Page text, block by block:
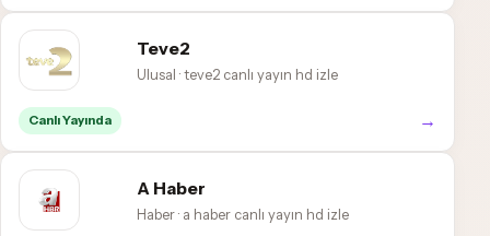
Teve2
Ulusal · teve2 canlı yayın hd izle
Canlı Yayında →
A Haber
Haber · a haber canlı yayın hd izle